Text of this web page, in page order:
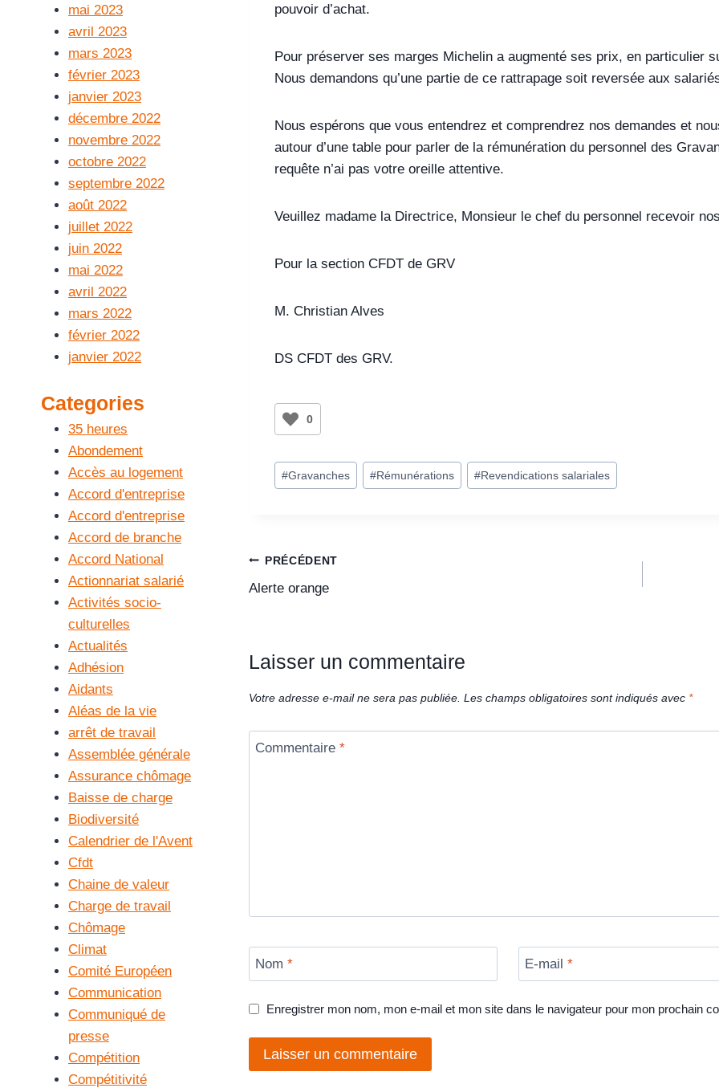
pouvoir d’achat.
Pour préserver ses marges Michelin a augmenté ses prix, en particulier
Nous demandons qu’une partie de ce rattrapage soit reversée aux
Nous espérons que vous entendrez et comprendrez nos demandes et
autour d’une table pour parler de la rémunération du personnel des
requête n’ai pas votre oreille attentive.
Veuillez madame la Directrice, Monsieur le chef du personnel recevoir
Pour la section CFDT de GRV
M. Christian Alves
DS CFDT des GRV.
0
#Gravanches #Rémunérations #Revendications salariales
PRÉCÉDENT
Alerte orange
Laisser un commentaire
Votre adresse e-mail ne sera pas publiée. Les champs obligatoires sont indiqués avec *
Commentaire *
Nom * E-mail*
Enregistrer mon nom, mon e-mail et mon site dans le navigateur pour mon prochain
mai 2023
avril 2023
mars 2023
février 2023
janvier 2023
décembre 2022
novembre 2022
octobre 2022
septembre 2022
août 2022
juillet 2022
juin 2022
mai 2022
avril 2022
mars 2022
février 2022
janvier 2022
Categories
35 heures
Abondement
Accès au logement
Accord d'entreprise
Accord d'entreprise
Accord de branche
Accord National
Actionnariat salarié
Activités socio-
culturelles
Actualités
Adhésion
Aidants
Aléas de la vie
arrêt de travail
Assemblée générale
Assurance chômage
Baisse de charge
Biodiversité
Calendrier de l'Avent
Cfdt
Chaine de valeur
Charge de travail
Chômage
Climat
Comité Européen
Communication
Communiqué de
presse
Compétition
Compétitivité